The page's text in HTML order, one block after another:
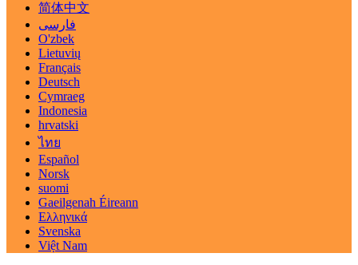
简体中文
فارسی
O'zbek
Lietuvių
Français
Deutsch
Cymraeg
Indonesia
hrvatski
ไทย
Español
Norsk
suomi
Gaeilgenah Éireann
Ελληνικά
Svenska
Việt Nam